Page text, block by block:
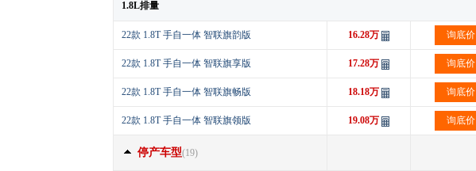
1.8L排量
22款 1.8T 手自一体 智联旗韵版 16.28万 询底价
22款 1.8T 手自一体 智联旗享版 17.28万 询底价
22款 1.8T 手自一体 智联旗畅版 18.18万 询底价
22款 1.8T 手自一体 智联旗领版 19.08万 询底价
停产车型(19)